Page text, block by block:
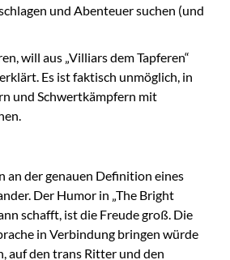
und Abenteuer suchen (und
will aus „Villiars dem Tapferen“
Es ist faktisch unmöglich, in
und Schwertkämpfern mit
an der genauen Definition eines
Der Humor in „The Bright
schafft, ist die Freude groß. Die
in Verbindung bringen würde
auf den trans Ritter und den